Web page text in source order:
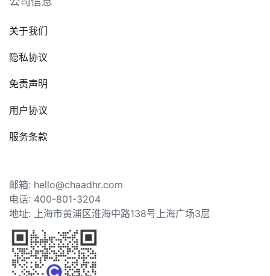
关于我们
隐私协议
免责声明
用户协议
服务条款
邮箱: hello@chaadhr.com
电话: 400-801-3204
地址: 上海市黄浦区淮海中路138号上海广场3层